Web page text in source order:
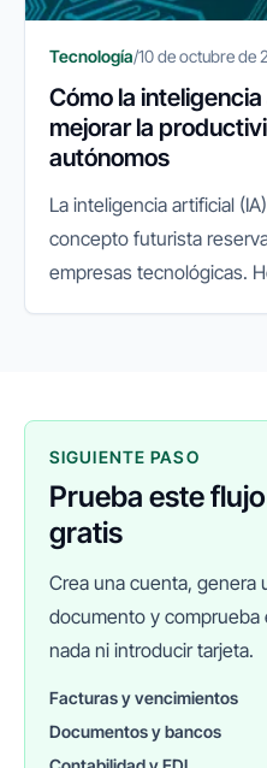
Tecnología/10 de octubre de
Cómo la
mejorar la
autónomos
La inteligencia artificial
concepto futurista
empresas tecnológicas.
SIGUIENTE PASO
Prueba este
gratis
Crea una cuenta, genera
documento y comprueba
nada ni introducir tarjeta.
Facturas y vencimientos
Documentos y bancos
FINANEDI
Hablemos ahora